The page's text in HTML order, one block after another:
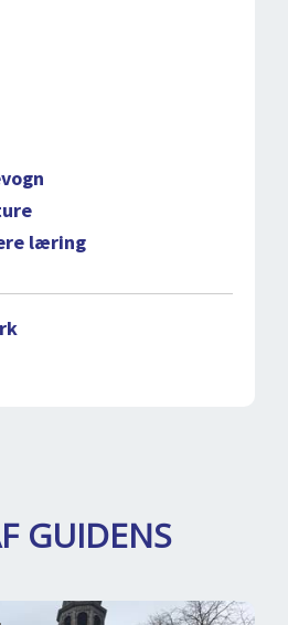
læring
GUIDENS